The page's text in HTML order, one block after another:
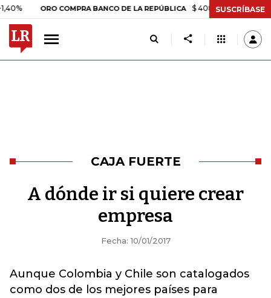
ORO COMPRA BANCO DE LA REPÚBLICA $ 408.498,97 +$ 8.753,81
SUSCRÍBASE
CAJA FUERTE
A dónde ir si quiere crear
empresa
Fecha: 10/01/2017
Aunque Colombia y Chile son catalogados
como dos de los mejores países para